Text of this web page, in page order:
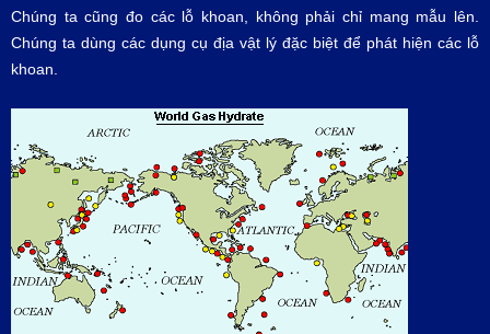
Chúng ta cũng đo các lỗ khoan, không phải chỉ mang mẫu lên.
Chúng ta dùng các dụng cụ địa vật lý đặc biệt để phát hiện các lỗ
khoan.